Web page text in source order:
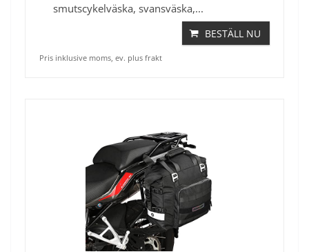
smutscykelväska, svansväska,...
BESTÄLL NU
Pris inklusive moms, ev. plus frakt